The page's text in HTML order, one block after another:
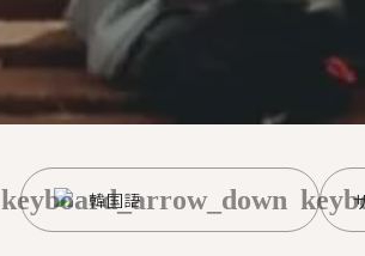
韓国語
keyboard_arrow_down